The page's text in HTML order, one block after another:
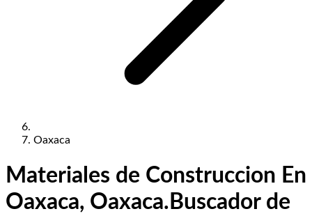
Oaxaca
Materiales de Construccion En
Oaxaca, Oaxaca. Buscador de